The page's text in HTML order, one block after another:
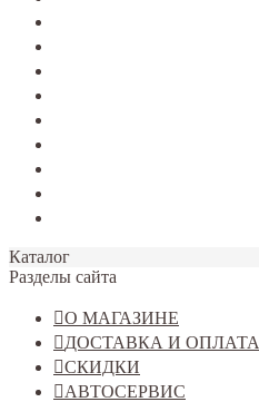
Каталог
Разделы сайта
О МАГАЗИНЕ
ДОСТАВКА И ОПЛАТА
СКИДКИ
АВТОСЕРВИС